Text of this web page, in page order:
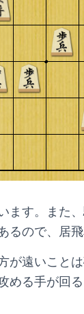
ます。また
ので、居
が遠いこと
る手が回